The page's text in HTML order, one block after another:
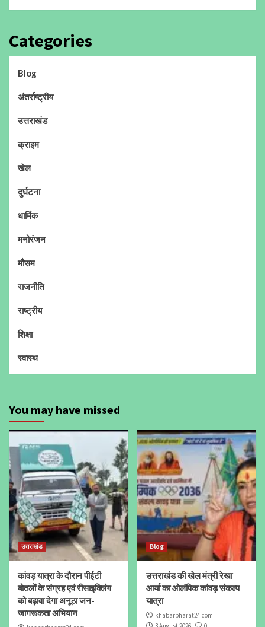
Categories
Blog
अंतर्राष्ट्रीय
उत्तराखंड
क्राइम
खेल
दुर्घटना
धार्मिक
मनोरंजन
मौसम
राजनीति
राष्ट्रीय
शिक्षा
स्वास्थ
You may have missed
उत्तराखंड
कांवड़ यात्रा के दौरान पीईटी
बोतलों के संग्रह एवं रीसाइक्लिंग
को बढ़ावा देगा अनूठा जन-
जागरूकता अभियान
Blog
उत्तराखंड की खेल मंत्री रेखा
आर्या का ओलंपिक कांवड़ संकल्प
यात्रा
khabarbharat24.com